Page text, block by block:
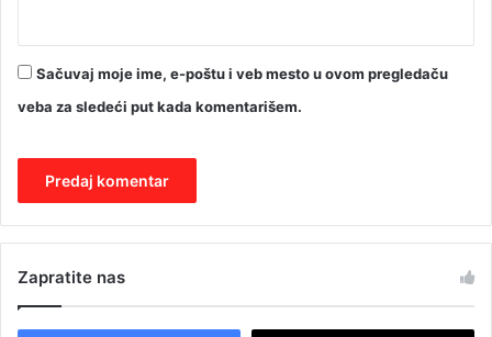
Sačuvaj moje ime, e-poštu i veb mesto u ovom pregledaču
veba za sledeći put kada komentarišem.
Zapratite nas